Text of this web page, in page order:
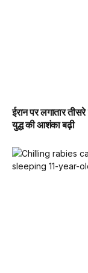
ईरान पर लगातार
युद्ध की आशंका बढ़ी